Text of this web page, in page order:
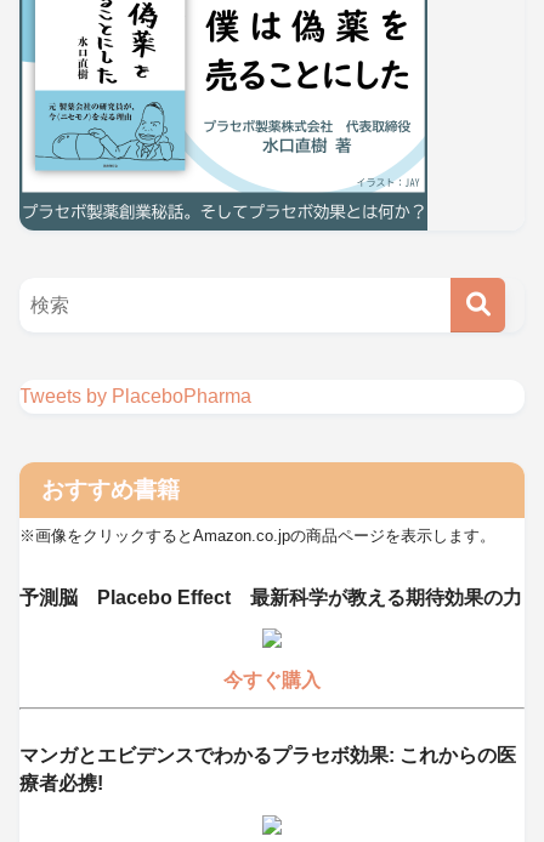
Tweets by PlaceboPharma
おすすめ書籍
※画像をクリックするとAmazon.co.jpの商品ページを表示します。
予測脳 Placebo Effect 最新科学が教える期待効果の力
今すぐ購入
マンガとエビデンスでわかるプラセボ効果: これからの医
療者必携!